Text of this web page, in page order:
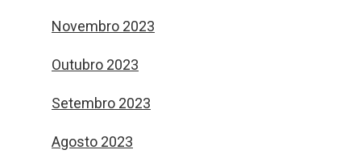
Novembro 2023
Outubro 2023
Setembro 2023
Agosto 2023